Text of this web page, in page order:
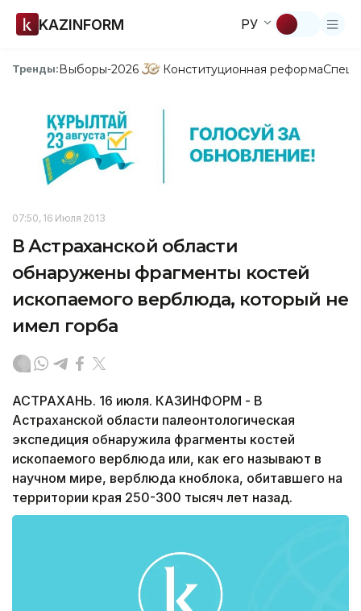
KAZINFORM РУ
Тренды:Выборы-2026 Конституционная реформа
07:50, 16 Июля 2013
В Астраханской области
обнаружены фрагменты костей
ископаемого верблюда, который не
имел горба
АСТРАХАНЬ. 16 июля. КАЗИНФОРМ - В
Астраханской области палеонтологическая
экспедиция обнаружила фрагменты костей
ископаемого верблюда или, как его называют в
научном мире, верблюда кноблока, обитавшего на
территории края 250-300 тысяч лет назад.